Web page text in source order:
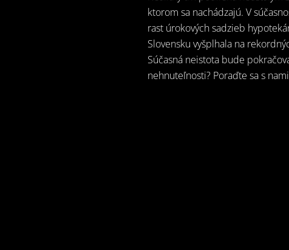
ktorom sa nachádzajú. V
rast úrokových sadzieb
Slovensku vyšplhala na
Súčasná neistota bude
nehnuteľnosti? Poraďte sa s